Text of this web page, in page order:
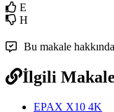
E
H
Bu makale
İlgili
EPAX X10 4K